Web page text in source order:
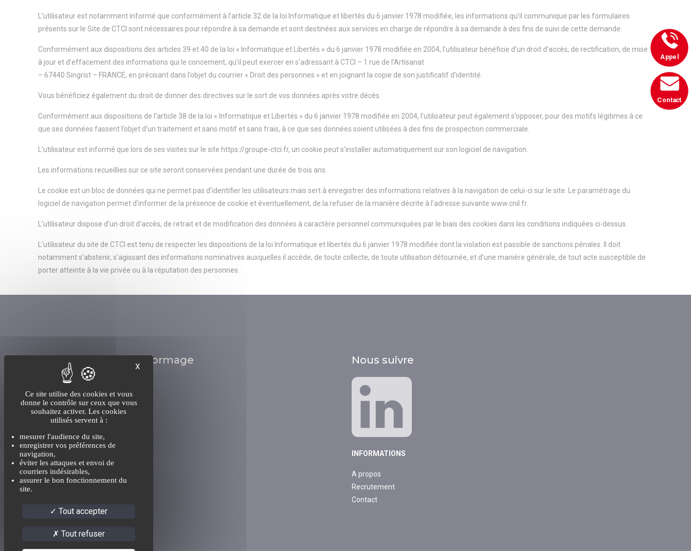
L’utilisateur est notamment informé que conformément à l’article 32 de la loi Informatique et libertés du 6 janvier 1978 modifiée, les informations qu’il communique par les formulaires
présents sur le Site de CTCI sont nécessaires pour répondre à sa demande et sont destinées aux services en charge de répondre à sa demande à des fins de suivi de cette demande.
Conformément aux dispositions des articles 39 et 40 de la loi « Informatique et Libertés » du 6 janvier 1978 modifiée en 2004, l’utilisateur bénéficie d’un droit d’accès, de rectification, de mise
à jour et d’effacement des informations qui le concernent, qu’il peut exercer en s’adressant à CTCI – 1 rue de l’Artisanat
– 67440 Singrist – FRANCE, en précisant dans l’objet du courrier « Droit des personnes » et en joignant la copie de son justificatif d’identité.
Vous bénéficiez également du droit de donner des directives sur le sort de vos données après votre décès.
Conformément aux dispositions de l’article 38 de la loi « Informatique et Libertés » du 6 janvier 1978 modifiée en 2004, l’utilisateur peut également s’opposer, pour des motifs légitimes à ce
que ses données fassent l’objet d’un traitement et sans motif et sans frais, à ce que ses données soient utilisées à des fins de prospection commerciale.
L’utilisateur est informé que lors de ses visites sur le site https://groupe-ctci.fr, un cookie peut s’installer automatiquement sur son logiciel de navigation.
Les informations recueillies sur ce site seront conservées pendant une durée de trois ans.
Le cookie est un bloc de données qui ne permet pas d’identifier les utilisateurs mais sert à enregistrer des informations relatives à la navigation de celui-ci sur le site. Le paramétrage du
logiciel de navigation permet d’informer de la présence de cookie et éventuellement, de la refuser de la manière décrite à l’adresse suivante www.cnil.fr.
L’utilisateur dispose d’un droit d’accès, de retrait et de modification des données à caractère personnel communiquées par le biais des cookies dans les conditions indiquées ci-dessus.
L’utilisateur du site de CTCI est tenu de respecter les dispositions de la loi Informatique et libertés du 6 janvier 1978 modifiée dont la violation est passible de sanctions pénales. Il doit
notamment s’abstenir, s’agissant des informations nominatives auxquelles il accède, de toute collecte, de toute utilisation détournée, et d’une manière générale, de tout acte susceptible de
porter atteinte à la vie privée ou à la réputation des personnes.
Ingénierie & Thermoformage
1 rue de l'Artisanat
67440 Singrist
Tél : 03 88 71 49 49
Nous suivre
INFORMATIONS
A propos
Recrutement
Contact
Appel
Contact
X
Ce site utilise des cookies et vous
donne le contrôle sur ceux que vous
souhaitez activer. Les cookies
utilisés servent à :
mesurer l'audience du site,
enregistrer vos préférences de
navigation,
éviter les attaques et envoi de
courriers indésirables,
assurer le bon fonctionnement du
site.
Tout accepter
Tout refuser